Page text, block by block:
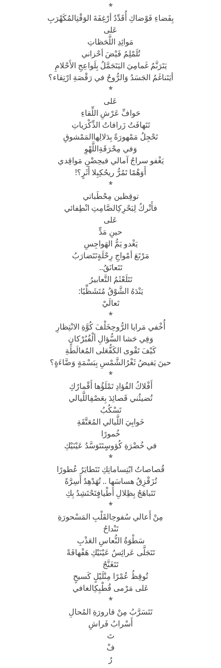
*
بِفَضاءِ فَوْضاكِ أُقَدِّدُ أرْغِفَةَ الوَقْتِالمُكَهْرَبِ
عَلى
مَوائِدِ اللَّحَظاتِ
تُلَمْلِمُ فَيْضَ أحْزاني
يَتَرَنَّمُ غَمامِيَ اليَتَجَمَّلُ بِلَواعِجِ الأَحْلامِ
أيَتَناغَمُ الجَسَدُ وَالرُّوحُ في رَقْصَةِ ارْتِقاء؟
*
عَلى
حَوافِّ عَرْشِ اللِّقاءِ
تَتَهافَتُ زَرافاتُ الذِّكْرَياتِ
تَحْجِلُ مَمْهورَةً بِدَلالِهاالمَمْشوقِ
وَفي مِحْرَقَةِاللَّهْوِ
يَغْفو سراجُ آمالي فيحِضْنِ مَواقِدي
أَوَهْمًا تَمُرُّ ريحُكِبِلا أَثَرٍ؟!
*
توقِظين مِحْطَباتي
فأَتْركُ لِبَحْرِكِالصَّامِتِ انْطِفائي
عَلى
حينِ مَدٍّ
يَغْدو يَمُّ الهَواجِسِ
مَرْتَعَ أمْواجِ رِحْلَةٍتَتَضارَبُ
تَتَعانَقُ..
تَتَلَعْثَمُ التَّعابيرُ
يَنْدَهُ الشَّوْقُ مُتَشَظِّيًا:
تَعالَيْ
*
أُخْفي مَرايا الرُّوحِخَلْفَ كُوَّةِ الانْتِظارِ
وَفِي حَشا السُّؤالِ ألْفُبُرْكانٍ
كَيْفَ تَقْوى الكَفُّعَلى المُغالَطَةِ
حينَ يَفيضُ ثَغْرُالشَّمْسِ بِبَسْمَةٍ وَضَّاءَةٍ؟
*
أَفْلاكُ الفُؤادِ تَمْلَؤُها أَقْمارُكِ
تُضيئُني قَصائِدَ بِعَصْفِاللَّيالي
تَسْكُبُ
خَوابِيَ اللَّيالي المُعَتَّقَةِ
خُمورًا
في خُضْرَةِ كُؤوسٍتَتَوَسَّدُ عَيْنَيْكِ
*
قُصاصاتُ ابْتِساماتِكِ تَتَطايَرُ عُطورًا
تُزَقْزِقُ هساسَها .. تُهَدْهِدُ أَسِرَّةً
تَتَباهَجُ بِظِلالِ أَطْيافٍتَحْتَشِدُ بِكِ
*
مِنْ أَعالي سُفوحِالقَلْبِ المَسْحورَةِ
تَنْداحُ
سَطْوَةُ النُّعاسِ العَذْبِ
تَتَجَلَّى عَرائِسُ عَيْنَيْكِ هَفْهافَةً
تَتَغَنَّجُ
تُوقِظُ عُمْرًا مِنْلَيْلٍ كَسيحٍ
عَلى مَرْمى قُطْبِكِالغافي
*
تَتَسَرَّبُ مِنْ قارورَةِ المُحالِ
أَسْرابُ فَراشِ
تَ
فْ
رُ